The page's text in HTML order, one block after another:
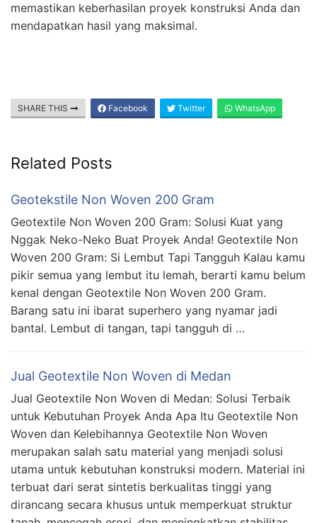
memastikan keberhasilan proyek konstruksi Anda dan
mendapatkan hasil yang maksimal.
SHARE THIS Facebook Twitter WhatsApp
Related Posts
Geotekstile Non Woven 200 Gram
Geotextile Non Woven 200 Gram: Solusi Kuat yang
Nggak Neko-Neko Buat Proyek Anda! Geotextile Non
Woven 200 Gram: Si Lembut Tapi Tangguh Kalau kamu
pikir semua yang lembut itu lemah, berarti kamu belum
kenal dengan Geotextile Non Woven 200 Gram.
Barang satu ini ibarat superhero yang nyamar jadi
bantal. Lembut di tangan, tapi tangguh di …
Jual Geotextile Non Woven di Medan
Jual Geotextile Non Woven di Medan: Solusi Terbaik
untuk Kebutuhan Proyek Anda Apa Itu Geotextile Non
Woven dan Kelebihannya Geotextile Non Woven
merupakan salah satu material yang menjadi solusi
utama untuk kebutuhan konstruksi modern. Material ini
terbuat dari serat sintetis berkualitas tinggi yang
dirancang secara khusus untuk memperkuat struktur